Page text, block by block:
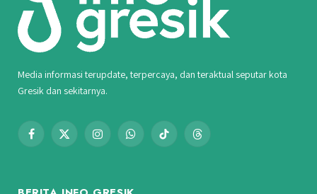
Media informasi terupdate, terpercaya, dan teraktual seputar kota
Gresik dan sekitarnya.
Facebook
X
InstagramWhatsAppTikTok Threads